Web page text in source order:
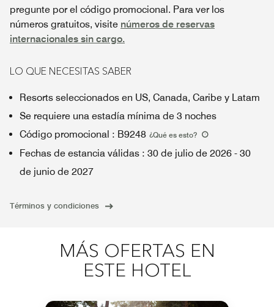
pregunte por el código promocional. Para ver los
números gratuitos, visite números de reservas
internacionales sin cargo.
LO QUE NECESITAS SABER
Resorts seleccionados en US, Canada, Caribe y Latam
Se requiere una estadía mínima de 3 noches
Código promocional : B9248 ¿Qué es esto?
Fechas de estancia válidas : 30 de julio de 2026 - 30
de junio de 2027
Términos y condiciones
MÁS OFERTAS EN
ESTE HOTEL